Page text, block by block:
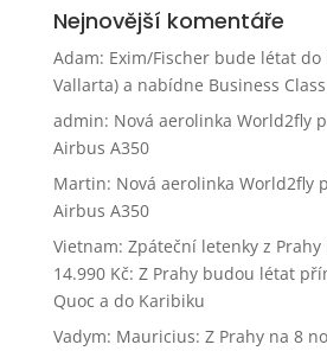
Nejnovější komentáře
Adam: Exim/Fischer bude létat do
Vallarta) a nabídne Business Class
admin: Nová aerolinka World2fly
Airbus A350
Martin: Nová aerolinka World2fly
Airbus A350
Vietnam: Zpáteční letenky z Prahy
14.990 Kč: Z Prahy budou létat
Quoc a do Karibiku
Vadym: Mauricius: Z Prahy na 8